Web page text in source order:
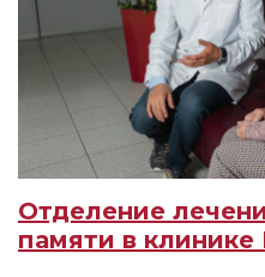
Отделение
памяти в